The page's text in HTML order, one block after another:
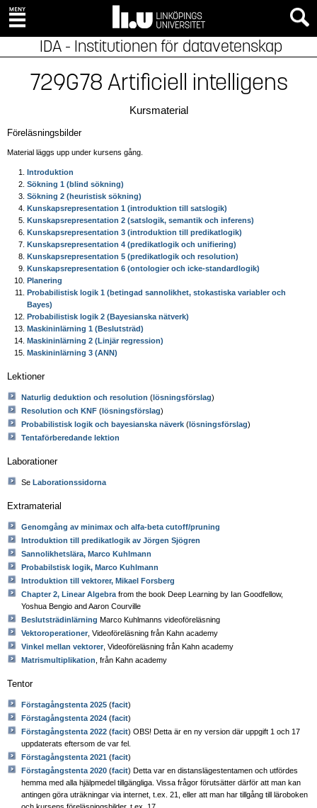
IDA - Institutionen för datavetenskap
729G78 Artificiell intelligens
Kursmaterial
Föreläsningsbilder
Material läggs upp under kursens gång.
Introduktion
Sökning 1 (blind sökning)
Sökning 2 (heuristisk sökning)
Kunskapsrepresentation 1 (introduktion till satslogik)
Kunskapsrepresentation 2 (satslogik, semantik och inferens)
Kunskapsrepresentation 3 (introduktion till predikatlogik)
Kunskapsrepresentation 4 (predikatlogik och unifiering)
Kunskapsrepresentation 5 (predikatlogik och resolution)
Kunskapsrepresentation 6 (ontologier och icke-standardlogik)
Planering
Probabilistisk logik 1 (betingad sannolikhet, stokastiska variabler och
Bayes)
Probabilistisk logik 2 (Bayesianska nätverk)
Maskininlärning 1 (Beslutsträd)
Maskininlärning 2 (Linjär regression)
Maskininlärning 3 (ANN)
Lektioner
Naturlig deduktion och resolution (lösningsförslag)
Resolution och KNF (lösningsförslag)
Probabilistisk logik och bayesianska näverk (lösningsförslag)
Tentaförberedande lektion
Laborationer
Se Laborationssidorna
Extramaterial
Genomgång av minimax och alfa-beta cutoff/pruning
Introduktion till predikatlogik av Jörgen Sjögren
Sannolikhetslära, Marco Kuhlmann
Probabilstisk logik, Marco Kuhlmann
Introduktion till vektorer, Mikael Forsberg
Chapter 2, Linear Algebra from the book Deep Learning by Ian Goodfellow,
Yoshua Bengio and Aaron Courville
Beslutsträdinlärning Marco Kuhlmanns videoföreläsning
Vektoroperationer , Videoföreläsning från Kahn academy
Vinkel mellan vektorer , Videoföreläsning från Kahn academy
Matrismultiplikation , från Kahn academy
Tentor
Förstagångstenta 2025 (facit)
Förstagångstenta 2024 (facit)
Förstagångstenta 2022 (facit) OBS! Detta är en ny version där uppgift 1 och 17
uppdaterats eftersom de var fel.
Förstagångstenta 2021 (facit)
Förstagångstenta 2020 (facit) Detta var en distanslägestentamen och utfördes
hemma med alla hjälpmedel tillgängliga. Vissa frågor förutsätter därför att man kan
antingen göra uträkningar via internet, t.ex. 21, eller att man har tillgång till läroboken